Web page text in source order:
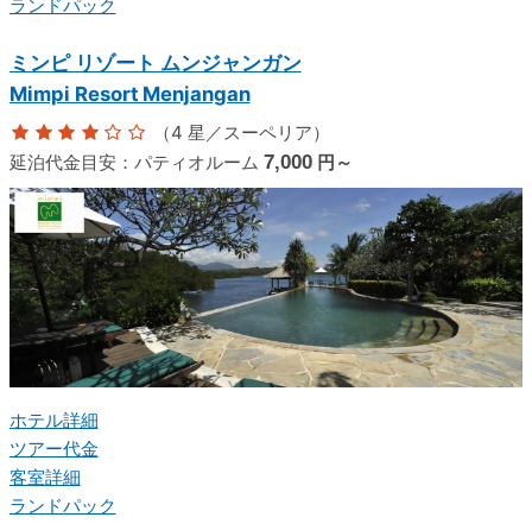
ランドパック
ミンピ リゾート ムンジャンガン
Mimpi Resort Menjangan
（4 星／スーペリア）
延泊代金目安： パティオルーム 7,000 円～
ホテル詳細
ツアー代金
客室詳細
ランドパック